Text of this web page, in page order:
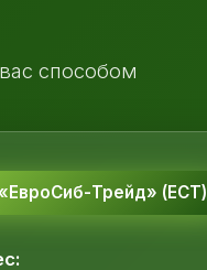
способом
Трейд» (ЕСТ)